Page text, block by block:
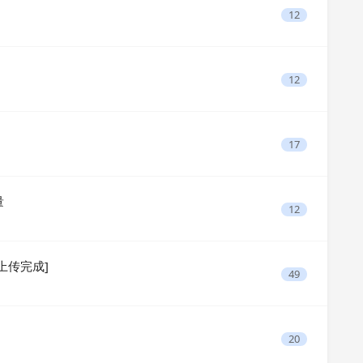
12
12
17
12
传完成] 49
20